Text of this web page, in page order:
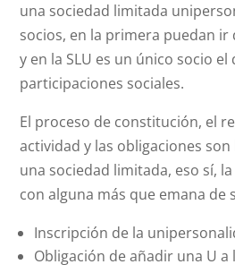
una sociedad limitada
socios, en la primera puedan
y en la SLU es un único socio
participaciones sociales.
El proceso de constitución, el
actividad y las obligaciones
una sociedad limitada, eso sí,
con alguna más que emana de
Inscripción de la
Obligación de añadir una U